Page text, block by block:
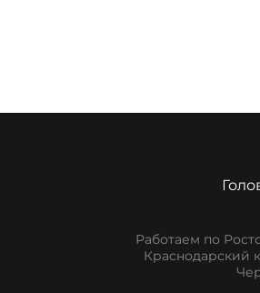
Работаем по
Краснодарский